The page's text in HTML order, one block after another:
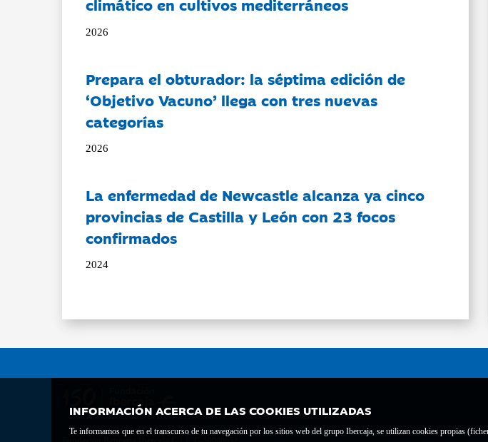
INFORMACIÓN ACERCA DE LAS COOKIES UTILIZADAS
Te informamos que en el transcurso de tu navegación por los sitios web del grupo Ibercaja, se utilizan cookies propias
climático en cultivos mediterráneos
2026
Prepara el obturador: la séptima edición de
‘Objetivo Vacuno’ llega con tres nuevas
categorías
2026
La enfermedad de Newcastle alcanza ya cinco
provincias de Castilla y León con 23 focos
confirmados
2024